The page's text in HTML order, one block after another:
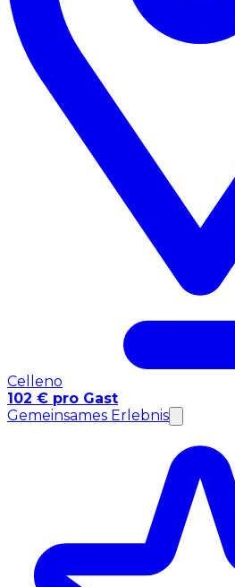
Celleno
102 € pro Gast
Gemeinsames Erlebnis